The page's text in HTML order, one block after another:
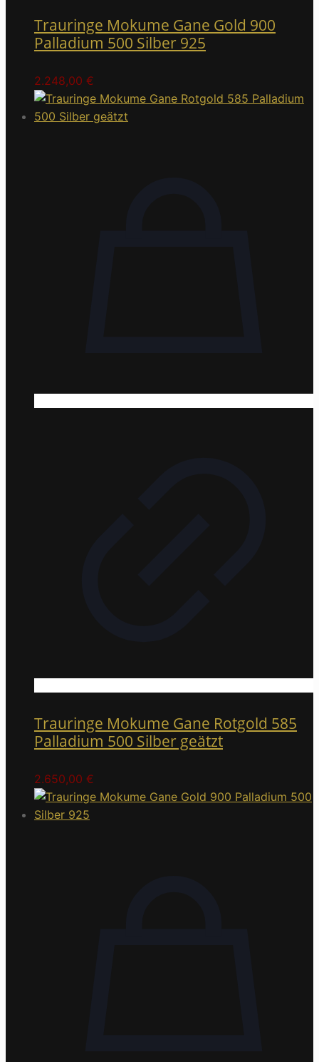
Trauringe Mokume Gane Gold 900
Palladium 500 Silber 925
2.248,00 €
Trauringe Mokume Gane Rotgold 585
Palladium 500 Silber geätzt
2.650,00 €